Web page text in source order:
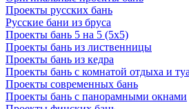
Проекты русских бань
Русские бани из бруса
Проекты бань 5 на 5 (5х5)
Проекты бань из лиственницы
Проекты бань из кедра
Проекты бань с комнатой отдыха и
Проекты современных бань
Проекты бань с панорамными окнами